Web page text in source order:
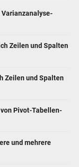
Zeilen und Spalten
Zeilen und Spalten
Pivot-Tabellen-
und mehrere